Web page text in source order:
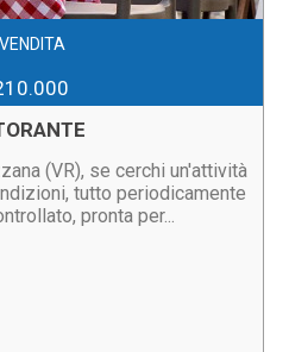
VENDITA
(VR), se cerchi un'attività
tutto periodicamente
pronta per...